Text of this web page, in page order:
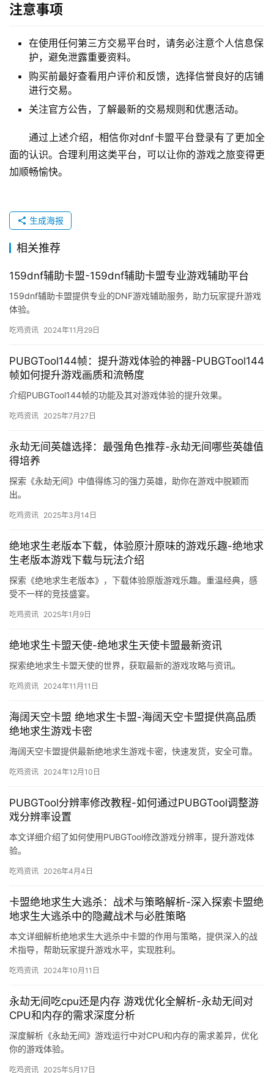
注意事项
在使用任何第三方交易平台时，请务必注意个人信息保
护，避免泄露重要资料。
购买前最好查看用户评价和反馈，选择信誉良好的店铺
进行交易。
关注官方公告，了解最新的交易规则和优惠活动。
通过上述介绍，相信你对dnf卡盟平台登录有了更加全
面的认识。合理利用这类平台，可以让你的游戏之旅变得更
加顺畅愉快。
生成海报
相关推荐
159dnf辅助卡盟-159dnf辅助卡盟专业游戏辅助平台
159dnf辅助卡盟提供专业的DNF游戏辅助服务，助力玩家提升游戏
体验。
吃鸡资讯 2024年11月29日
PUBGTool144帧：提升游戏体验的神器-PUBGTool144
帧如何提升游戏画质和流畅度
介绍PUBGTool144帧的功能及其对游戏体验的提升效果。
吃鸡资讯 2025年7月27日
永劫无间英雄选择：最强角色推荐-永劫无间哪些英雄值
得培养
探索《永劫无间》中值得练习的强力英雄，助你在游戏中脱颖而
出。
吃鸡资讯 2025年3月14日
绝地求生老版本下载，体验原汁原味的游戏乐趣-绝地求
生老版本游戏下载与玩法介绍
探索《绝地求生老版本》，下载体验原版游戏乐趣。重温经典，感
受不一样的竞技盛宴。
吃鸡资讯 2025年1月9日
绝地求生卡盟天使-绝地求生天使卡盟最新资讯
探索绝地求生卡盟天使的世界，获取最新的游戏攻略与资讯。
吃鸡资讯 2024年11月11日
海阔天空卡盟 绝地求生卡盟-海阔天空卡盟提供高品质
绝地求生游戏卡密
海阔天空卡盟提供最新绝地求生游戏卡密，快速发货，安全可靠。
吃鸡资讯 2024年12月10日
PUBGTool分辨率修改教程-如何通过PUBGTool调整游
戏分辨率设置
本文详细介绍了如何使用PUBGTool修改游戏分辨率，提升游戏体
验。
吃鸡资讯 2026年4月4日
卡盟绝地求生大逃杀：战术与策略解析-深入探索卡盟绝
地求生大逃杀中的隐藏战术与必胜策略
本文详细解析绝地求生大逃杀中卡盟的作用与策略，提供深入的战
术指导，帮助玩家提升游戏水平，实现胜利。
吃鸡资讯 2024年10月11日
永劫无间吃cpu还是内存 游戏优化全解析-永劫无间对
CPU和内存的需求深度分析
深度解析《永劫无间》游戏运行中对CPU和内存的需求差异，优化
你的游戏体验。
吃鸡资讯 2025年5月17日